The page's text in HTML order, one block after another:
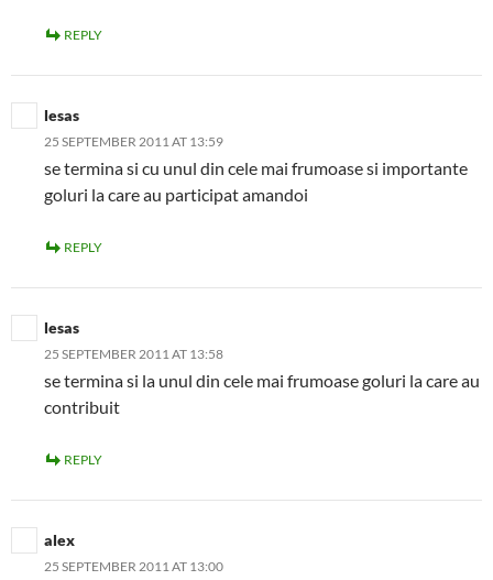
REPLY
lesas
25 SEPTEMBER 2011 AT 13:59
se termina si cu unul din cele mai frumoase si importante
goluri la care au participat amandoi
REPLY
lesas
25 SEPTEMBER 2011 AT 13:58
se termina si la unul din cele mai frumoase goluri la care au
contribuit
REPLY
alex
25 SEPTEMBER 2011 AT 13:00